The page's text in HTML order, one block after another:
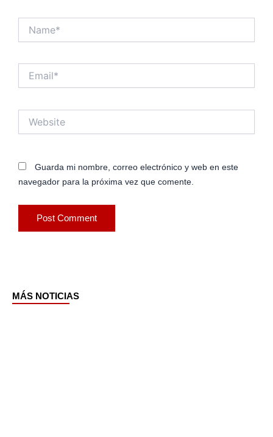
Guarda mi nombre, correo electrónico y web en este
navegador para la próxima vez que comente.
MÁS NOTICIAS